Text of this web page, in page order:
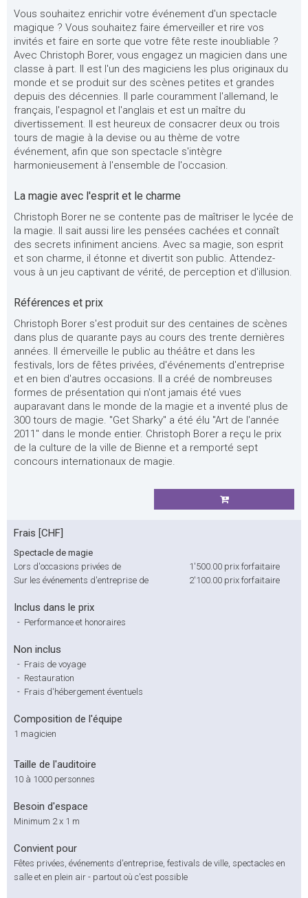
Vous souhaitez enrichir votre événement d'un spectacle
magique ? Vous souhaitez faire émerveiller et rire vos
invités et faire en sorte que votre fête reste inoubliable ?
Avec Christoph Borer, vous engagez un magicien dans une
classe à part. Il est l'un des magiciens les plus originaux du
monde et se produit sur des scènes petites et grandes
depuis des décennies. Il parle couramment l'allemand, le
français, l'espagnol et l'anglais et est un maître du
divertissement. Il est heureux de consacrer deux ou trois
tours de magie à la devise ou au thème de votre
événement, afin que son spectacle s'intègre
harmonieusement à l'ensemble de l'occasion.
La magie avec l'esprit et le charme
Christoph Borer ne se contente pas de maîtriser le lycée de
la magie. Il sait aussi lire les pensées cachées et connaît
des secrets infiniment anciens. Avec sa magie, son esprit
et son charme, il étonne et divertit son public. Attendez-
vous à un jeu captivant de vérité, de perception et d'illusion.
Références et prix
Christoph Borer s'est produit sur des centaines de scènes
dans plus de quarante pays au cours des trente dernières
années. Il émerveille le public au théâtre et dans les
festivals, lors de fêtes privées, d'événements d'entreprise
et en bien d'autres occasions. Il a créé de nombreuses
formes de présentation qui n'ont jamais été vues
auparavant dans le monde de la magie et a inventé plus de
300 tours de magie. "Get Sharky" a été élu "Art de l'année
2011" dans le monde entier. Christoph Borer a reçu le prix
de la culture de la ville de Bienne et a remporté sept
concours internationaux de magie.
Frais [CHF]
Spectacle de magie
Lors d'occasions privées de
1'500.00 prix forfaitaire
Sur les événements d'entreprise de
2'100.00 prix forfaitaire
Inclus dans le prix
- Performance et honoraires
Non inclus
- Frais de voyage
- Restauration
- Frais d'hébergement éventuels
Composition de l'équipe
1 magicien
Taille de l'auditoire
10 à 1000 personnes
Besoin d'espace
Minimum 2 x 1 m
Convient pour
Fêtes privées, événements d'entreprise, festivals de ville, spectacles en
salle et en plein air - partout où c'est possible